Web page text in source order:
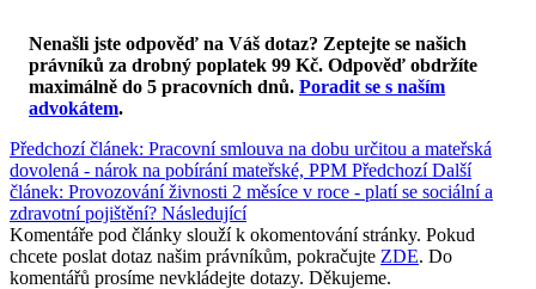
Nenašli jste odpověď na Váš dotaz? Zeptejte se našich
právníků za drobný poplatek 99 Kč. Odpověď obdržíte
maximálně do 5 pracovních dnů. Poradit se s naším
advokátem.
Předchozí článek: Pracovní smlouva na dobu určitou a mateřská
dovolená - nárok na pobírání mateřské, PPM Předchozí Další
článek: Provozování živnosti 2 měsíce v roce - platí se sociální a
zdravotní pojištění? Následující
Komentáře pod články slouží k okomentování stránky. Pokud
chcete poslat dotaz našim právníkům, pokračujte ZDE. Do
komentářů prosíme nevkládejte dotazy. Děkujeme.